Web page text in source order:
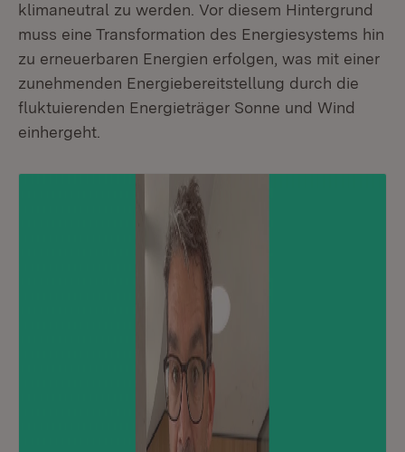
klimaneutral zu werden. Vor diesem Hintergrund
muss eine Transformation des Energiesystems hin
zu erneuerbaren Energien erfolgen, was mit einer
zunehmenden Energiebereitstellung durch die
fluktuierenden Energieträger Sonne und Wind
einhergeht.